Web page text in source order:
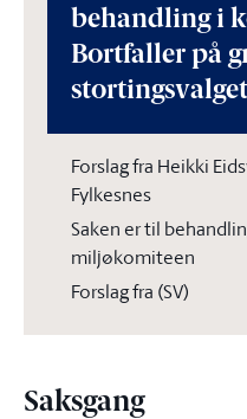
behandling i
Bortfaller på
stortingsvalget
Forslag fra Heikki
Fylkesnes
Saken er til
miljøkomiteen
Forslag fra (SV)
Saksgang